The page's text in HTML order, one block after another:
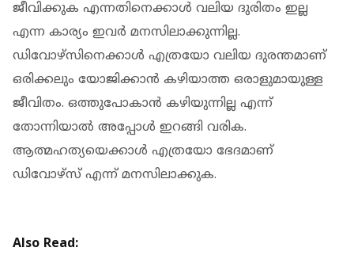
ജീവിക്കുക എന്നതിനെക്കാൾ വലിയ ദുരിതം ഇല്ല
എന്ന കാര്യം ഇവർ മനസിലാക്കുന്നില്ല.
ഡിവോഴ്‌സിനെക്കാൾ എത്രയോ വലിയ ദുരന്തമാണ്
ഒരിക്കലും യോജിക്കാൻ കഴിയാത്ത ഒരാളുമായുള്ള
ജീവിതം. ഒത്തുപോകാൻ കഴിയുന്നില്ല എന്ന്
തോന്നിയാൽ അപ്പോൾ ഇറങ്ങി വരിക.
ആത്മഹത്യയെക്കാൾ എത്രയോ ഭേദമാണ്
ഡിവോഴ്‌സ് എന്ന് മനസിലാക്കുക.
Also Read: